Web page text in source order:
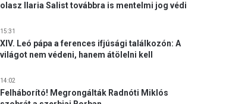
olasz Ilaria Salist továbbra is mentelmi jog védi
15:31
XIV. Leó pápa a ferences ifjúsági találkozón: A
világot nem védeni, hanem átölelni kell
14:02
Felháborító! Megrongálták Radnóti Miklós